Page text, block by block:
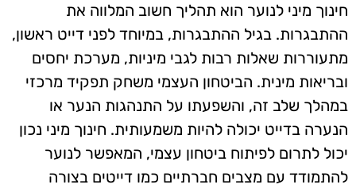
חינוך מיני לנוער הוא תהליך חשוב המלווה את
ההתבגרות. בגיל ההתבגרות, במיוחד לפני דייט ראשון,
מתעוררות שאלות רבות לגבי מיניות, מערכת יחסים
ובריאות מינית. הביטחון העצמי משחק תפקיד מרכזי
במהלך שלב זה, והשפעתו על התנהגות הנער או
הנערה בדייט יכולה להיות משמעותית. חינוך מיני נכון
יכול לתרום לפיתוח ביטחון עצמי, המאפשר לנוער
להתמודד עם מצבים חברתיים כמו דייטים בצורה